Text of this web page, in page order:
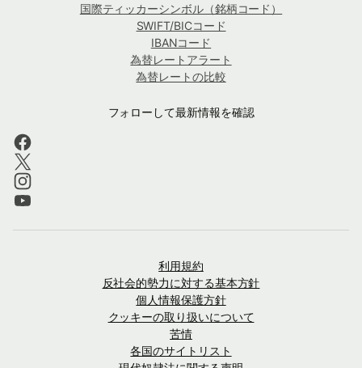
国際ティッカーシンボル（銘柄コード）
SWIFT/BICコード
IBANコード
為替レートアラート
為替レートの比較
フォローして最新情報を確認
利用規約
反社会的勢力に対する基本方針
個人情報保護方針
クッキーの取り扱いについて
苦情
各国のサイトリスト